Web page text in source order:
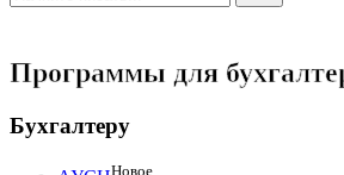
Программы для
Бухгалтеру
Новое